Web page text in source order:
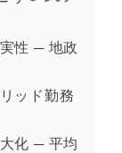
性 ─ 地政
ッド勤務
化 ─ 平均